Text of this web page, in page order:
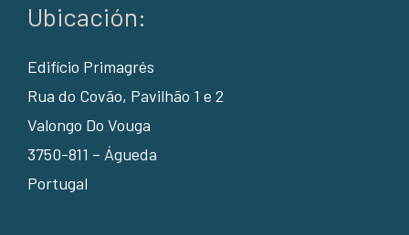
Ubicación:
Edifício Primagrés
Rua do Covão, Pavilhão 1 e 2
Valongo Do Vouga
3750-811 – Águeda
Portugal